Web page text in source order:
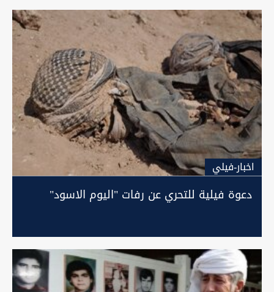
اخبار-فيلي
دعوة فيلية للتحري عن رفات "اليوم الاسود"